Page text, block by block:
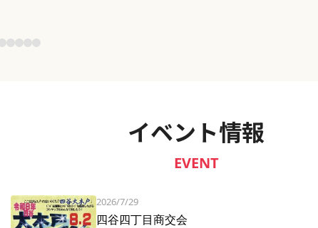
イベント情報
EVENT
2026/7/29
四谷四丁目商交会